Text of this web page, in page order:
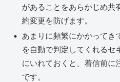
があることをあらかじめ共
約変更を防げます。
あまりに頻繁にかかってき
を自動で判定してくれるセ
にいれておくと、着信前に
です。